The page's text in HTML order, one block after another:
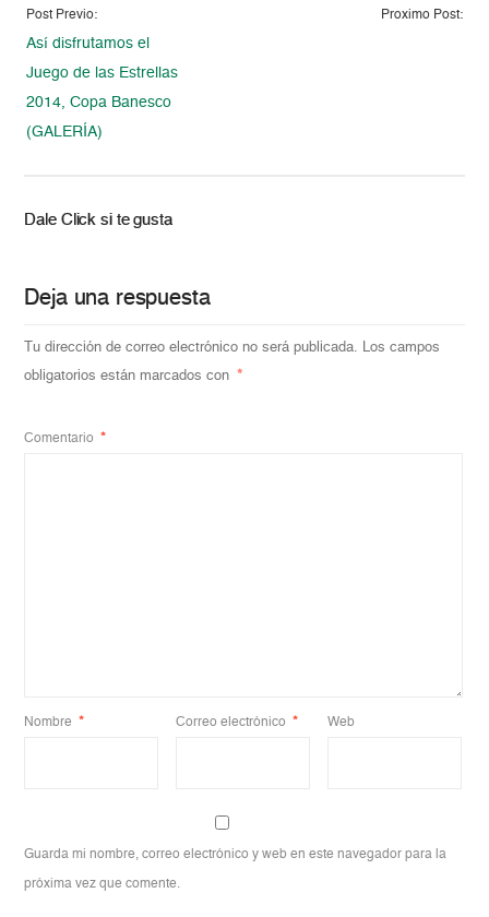
Post Previo:
Así disfrutamos el
Juego de las Estrellas
2014, Copa Banesco
(GALERÍA)
Proximo Post:
Dale Click si te gusta
Deja una respuesta
Tu dirección de correo electrónico no será publicada. Los campos
obligatorios están marcados con *
Comentario *
Nombre * Correo electrónico * Web
Guarda mi nombre, correo electrónico y web en este navegador para la
próxima vez que comente.